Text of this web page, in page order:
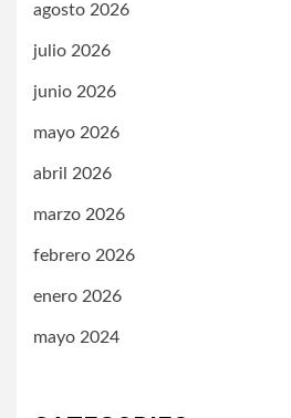
agosto 2026
julio 2026
junio 2026
mayo 2026
abril 2026
marzo 2026
febrero 2026
enero 2026
mayo 2024